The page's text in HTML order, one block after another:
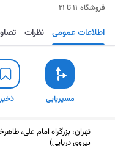
فروشگاه ۱۱ تا ۲۱
مسیریابی ذخیره اطلاعات عمومی نظرات
مسیریابی
تهران، بزرگراه امام علی،
نیروی دریایی)